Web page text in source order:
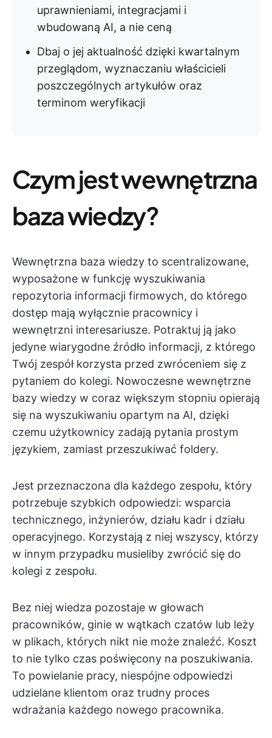
uprawnieniami, integracjami i
wbudowaną AI, a nie ceną
Dbaj o jej aktualność dzięki kwartalnym
przeglądom, wyznaczaniu właścicieli
poszczególnych artykułów oraz
terminom weryfikacji
Czym jest wewnętrzna
baza wiedzy?
Wewnętrzna baza wiedzy to scentralizowane,
wyposażone w funkcję wyszukiwania
repozytoria informacji firmowych, do którego
dostęp mają wyłącznie pracownicy i
wewnętrzni interesariusze. Potraktuj ją jako
jedyne wiarygodne źródło informacji, z którego
Twój zespół korzysta przed zwróceniem się z
pytaniem do kolegi. Nowoczesne wewnętrzne
bazy wiedzy w coraz większym stopniu opierają
się na wyszukiwaniu opartym na AI, dzięki
czemu użytkownicy zadają pytania prostym
językiem, zamiast przeszukiwać foldery.
Jest przeznaczona dla każdego zespołu, który
potrzebuje szybkich odpowiedzi: wsparcia
technicznego, inżynierów, działu kadr i działu
operacyjnego. Korzystają z niej wszyscy, którzy
w innym przypadku musieliby zwrócić się do
kolegi z zespołu.
Bez niej wiedza pozostaje w głowach
pracowników, ginie w wątkach czatów lub leży
w plikach, których nikt nie może znaleźć. Koszt
to nie tylko czas poświęcony na poszukiwania.
To powielanie pracy, niespójne odpowiedzi
udzielane klientom oraz trudny proces
wdrażania każdego nowego pracownika.